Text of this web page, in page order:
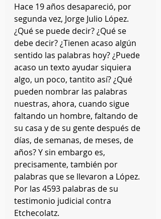
Hace 19 años desapareció, por
segunda vez, Jorge Julio López.
¿Qué se puede decir? ¿Qué se
debe decir? ¿Tienen acaso algún
sentido las palabras hoy? ¿Puede
acaso un texto ayudar siquiera
algo, un poco, tantito así? ¿Qué
pueden nombrar las palabras
nuestras, ahora, cuando sigue
faltando un hombre, faltando de
su casa y de su gente después de
días, de semanas, de meses, de
años? Y sin embargo es,
precisamente, también por
palabras que se llevaron a López.
Por las 4593 palabras de su
testimonio judicial contra
Etchecolatz.